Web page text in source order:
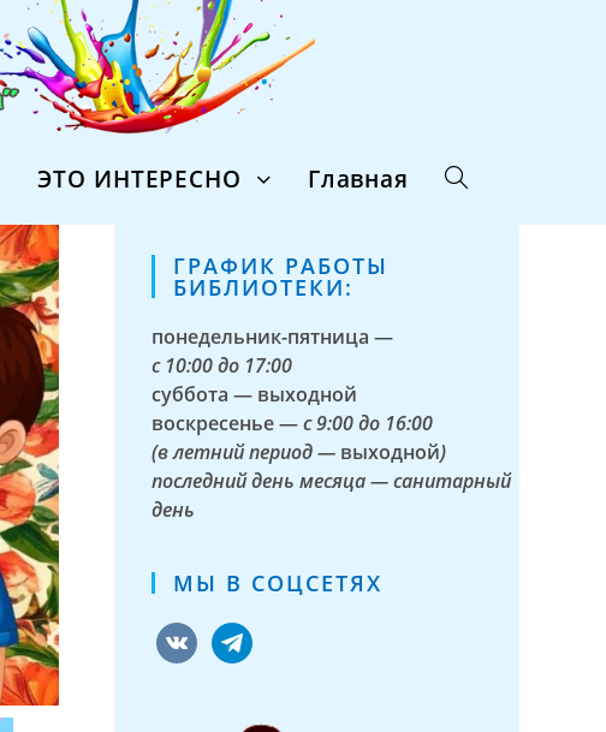
ЭТО ИНТЕРЕСНО Главная
ГРАФИК РАБОТЫ
БИБЛИОТЕКИ:
понедельник-пятница —
с 10:00 до 17:00
суббота — выходной
воскресенье —с 9:00 до 16:00
(в летний период — выходной)
последний день месяца — санитарный
день
МЫ В СОЦСЕТЯХ
vkontaktetelegram